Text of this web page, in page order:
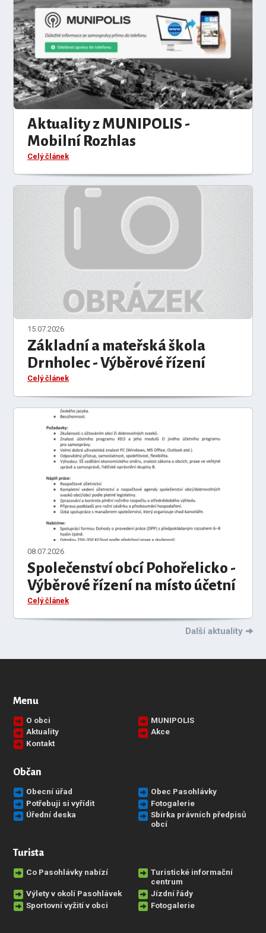
Aktuality z MUNIPOLIS -
Mobilní Rozhlas
Celý článek
Základní a mateřská škola
Drnholec - Výběrové řízení
15.07.2026
Celý článek
Společenství obcí Pohořelicko -
Výběrové řízení na místo účetní
08.07.2026
Celý článek
Další aktuality
Menu
O obci
MUNIPOLIS
Aktuality
Akce
Kontakt
Občan
Obecní úřad
Obec Pasohlávky
Potřebuji si vyřídit
Fotogalerie
Úřední deska
Sbírka právních předpisů
obcí
Turista
Co Pasohlávky nabízí
Turistické informační
centrum
Výlety v okolí Pasohlávek
Jízdní řády
Sportovní vyžití v obci
Fotogalerie